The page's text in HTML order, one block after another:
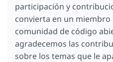
participación y
convierta en un
comunidad de código
agradecemos las
sobre los temas que le